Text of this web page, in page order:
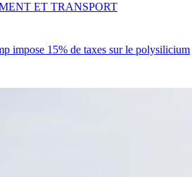
impose 15% de taxes sur le polysilicium
ET TRANSPORT